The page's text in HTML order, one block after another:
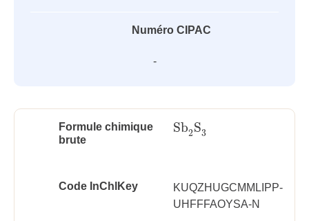
Numéro CIPAC
-
Formule chimique
brute
Sb2S3
Sb2S3
Code InChlKey
KUQZHUGCMMLIPP-
UHFFFAOYSA-N